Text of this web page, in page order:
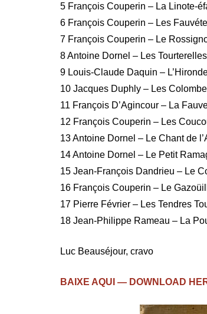
5 François Couperin – La Linote-
6 François Couperin – Les
7 François Couperin – Le
8 Antoine Dornel – Les Tourterelles
9 Louis-Claude Daquin –
10 Jacques Duphly – Les
11 François D’Agincour – La
12 François Couperin – Les
13 Antoine Dornel – Le Chant de
14 Antoine Dornel – Le Petit
15 Jean-François Dandrieu – Le
16 François Couperin – Le
17 Pierre Février – Les Tendres
18 Jean-Philippe Rameau – La
Luc Beauséjour, cravo
BAIXE AQUI — DOWNLOAD